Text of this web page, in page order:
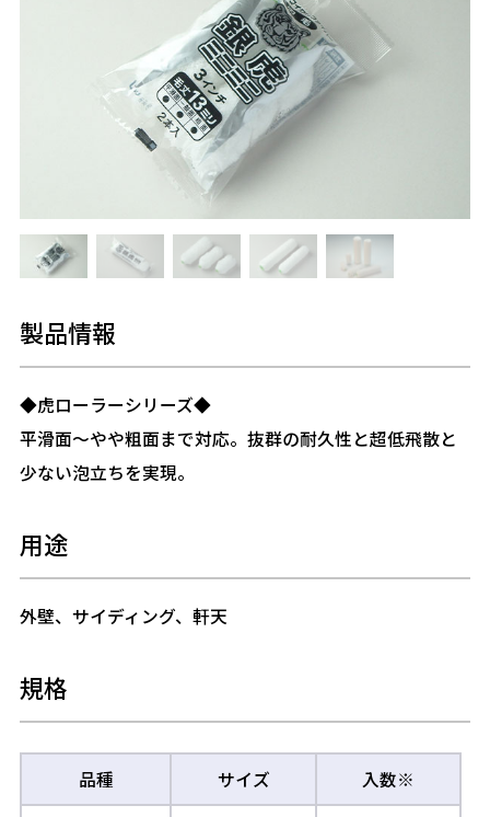
製品情報
◆虎ローラーシリーズ◆
平滑面～やや粗面まで対応。抜群の耐久性と超低飛散と
少ない泡立ちを実現。
用途
外壁、サイディング、軒天
規格
品種 サイズ 入数※